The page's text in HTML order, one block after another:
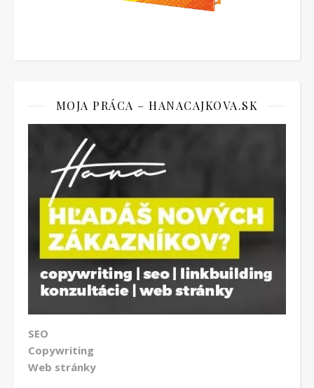
MOJA PRÁCA – HANACAJKOVA.SK
SEO
Copywriting
Web stránky